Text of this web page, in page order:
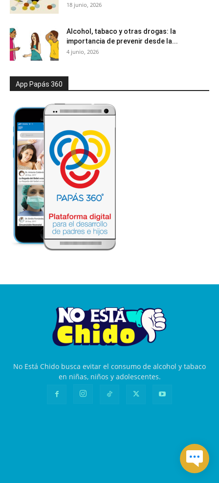
18 junio, 2026
Alcohol, tabaco y otras drogas: la
importancia de prevenir desde la...
4 junio, 2026
App Papás 360
No Está Chido busca evitar el consumo de alcohol y tabaco
en niñas, niños y adolescentes.